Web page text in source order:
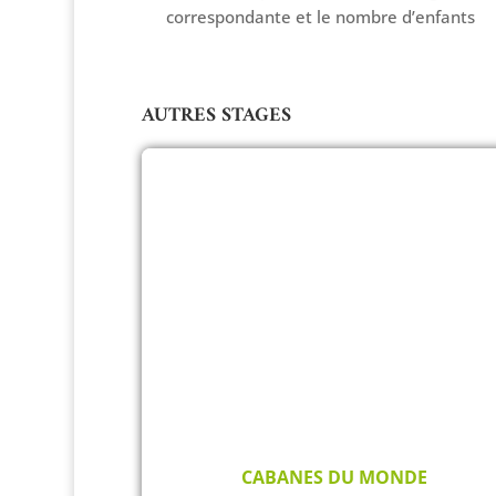
correspondante et le nombre d’enfants
AUTRES STAGES
CABANES DU MONDE